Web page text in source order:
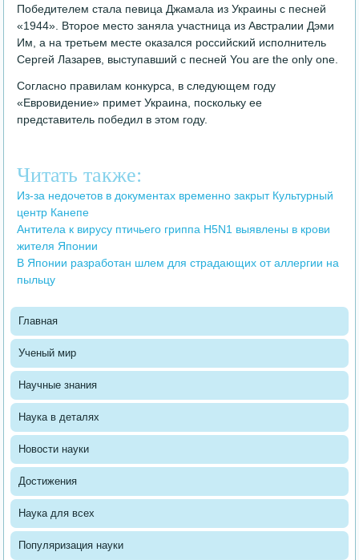
Победителем стала певица Джамала из Украины с песней
«1944». Второе место заняла участница из Австралии Дэми
Им, а на третьем месте оказался российский исполнитель
Сергей Лазарев, выступавший с песней You are the only one.
Согласно правилам конкурса, в следующем году
«Евровидение» примет Украина, поскольку ее
представитель победил в этом году.
Читать также:
Из-за недочетов в документах временно закрыт Культурный
центр Канепе
Антитела к вирусу птичьего гриппа H5N1 выявлены в крови
жителя Японии
В Японии разработан шлем для страдающих от аллергии на
пыльцу
Главная
Ученый мир
Научные знания
Наука в деталях
Новости науки
Достижения
Наука для всех
Популяризация науки